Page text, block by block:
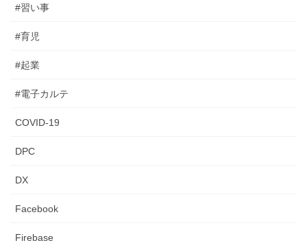
#習い事
#育児
#起業
#電子カルテ
COVID-19
DPC
DX
Facebook
Firebase